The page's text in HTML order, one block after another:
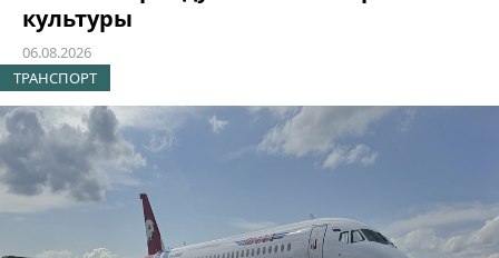
культуры
06.08.2026
ТРАНСПОРТ